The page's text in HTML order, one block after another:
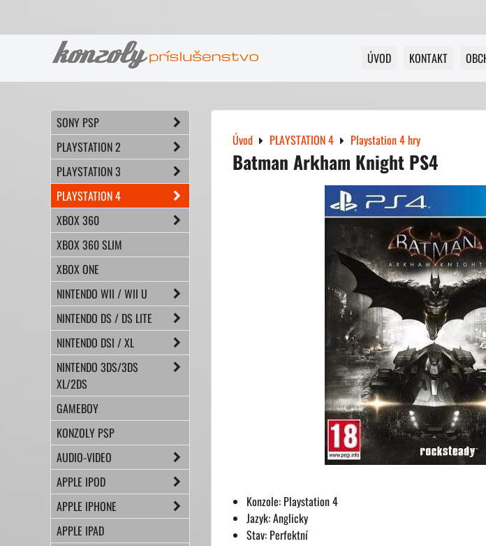
ÚVOD KONTAKT
Úvod PLAYSTATION 4 Playstation 4 hry
Batman Arkham Knight PS4
Konzole: Playstation 4
Jazyk: Anglicky
Stav: Perfektní
SONY PSP
PLAYSTATION 2
PLAYSTATION 3
PLAYSTATION 4
XBOX 360
XBOX 360 SLIM
XBOX ONE
NINTENDO WII / WII U
NINTENDO DS / DS LITE
NINTENDO DSI / XL
NINTENDO 3DS/3DS
XL/2DS
GAMEBOY
KONZOLY PSP
AUDIO-VIDEO
APPLE IPOD
APPLE IPHONE
APPLE IPAD